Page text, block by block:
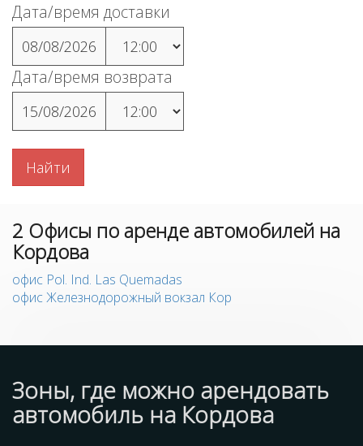
Дата/время доставки
08/08/2026
Дата/время возврата
15/08/2026
Найти
2 Офисы по аренде автомобилей на
Кордова
офис Pol. Ind. Las Quemadas
офис Железнодорожный вокзал Кор
Зоны, где можно арендовать
автомобиль на Кордова